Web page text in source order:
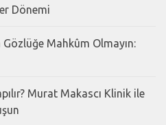
Dönemi
Mahkûm Olmayın:
Murat Makascı Klinik ile